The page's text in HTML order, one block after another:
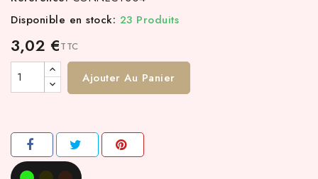
Disponible en stock: 23 Produits
3,02 €TTC
Ajouter Au Panier